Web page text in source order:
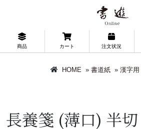
商品 カート 注文状況
HOME » 書道紙 » 漢字
長養箋 (薄口) 半切